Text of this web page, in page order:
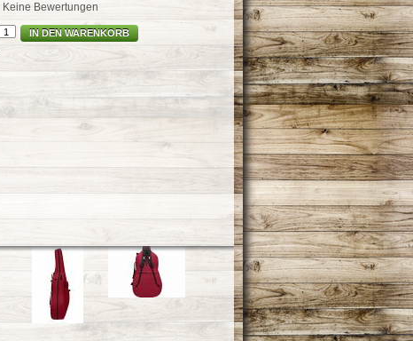
Keine Bewertungen
IN DEN WARENKORB